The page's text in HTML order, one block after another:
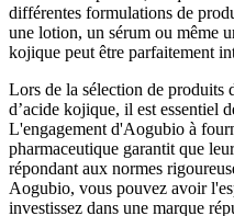
différentes formulations de
une lotion, un sérum ou même
kojique peut être parfaitement
Lors de la sélection de produits
d’acide kojique, il est essentiel
L'engagement d'Aogubio à
pharmaceutique garantit que
répondant aux normes
Aogubio, vous pouvez avoir
investissez dans une marque